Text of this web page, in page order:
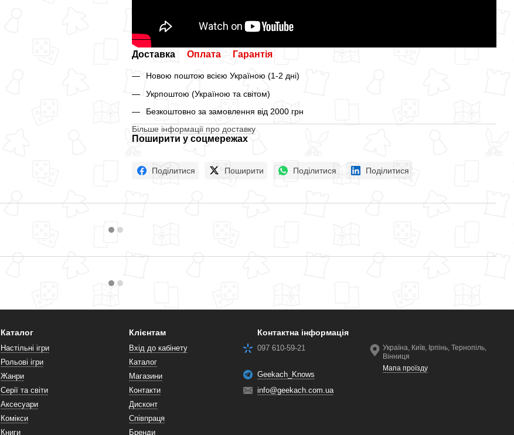
Доставка Оплата Гарантія
Новою поштою всією Україною (1-2 дні)
Укрпоштою (Україною та світом)
Безкоштовно за замовлення від 2000 грн
Більше інформації про доставку
Поширити у соцмережах
Поділитися Поширити Поділитися Поділитися
Каталог
Настільні ігри
Рольові ігри
Жанри
Серії та світи
Аксесуари
Комікси
Книги
Клієнтам
Вхід до кабінету
Каталог
Магазини
Контакти
Дисконт
Співпраця
Бренди
Контактна інформація
097 610-59-21
Geekach_Knows
info@geekach.com.ua
Україна, Київ, Ірпінь, Тернопіль,
Вінниця
Мапа проїзду